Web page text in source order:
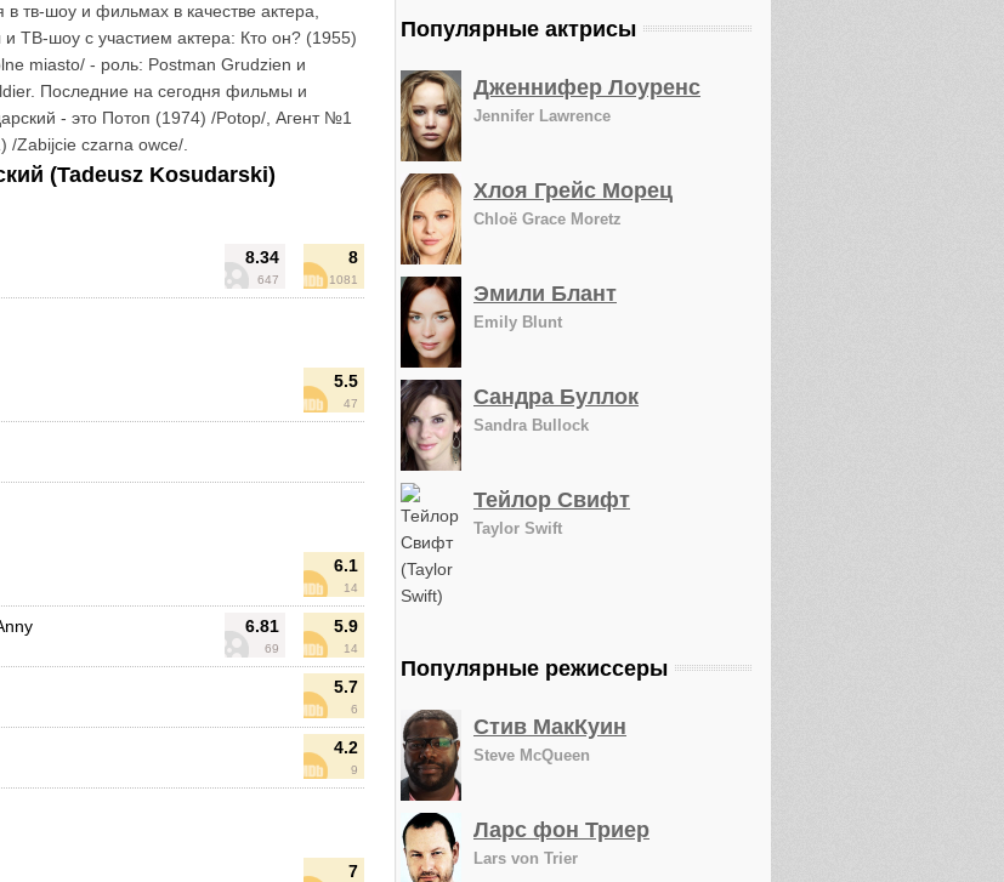
тв-шоу и фильмах в качестве актера,
ТВ-шоу с участием актера: Кто он? (1955)
miasto/ - роль: Postman Grudzien и
Последние на сегодня фильмы и
- это Потоп (1974) /Potop/, Агент №1
/Zabijcie czarna owce/.
(Tadeusz Kosudarski)
8.34
647
8
1081
5.5
47
6.1
14
6.81
69
5.9
14
5.7
6
4.2
9
7
Популярные актрисы
Дженнифер Лоуренс
Jennifer Lawrence
Хлоя Грейс Морец
Chloë Grace Moretz
Эмили Блант
Emily Blunt
Сандра Буллок
Sandra Bullock
Тейлор Свифт
Taylor Swift
Популярные режиссеры
Стив МакКуин
Steve McQueen
Ларс фон Триер
Lars von Trier